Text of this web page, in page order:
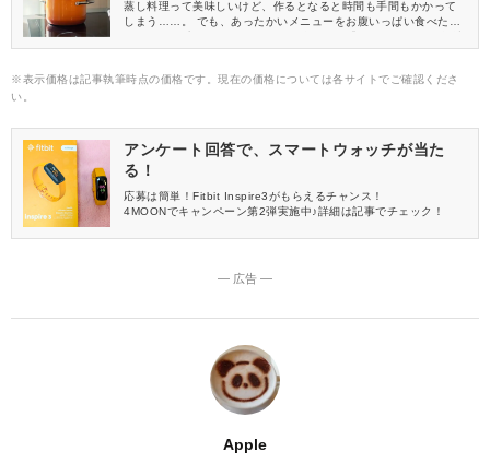
蒸し料理って美味しいけど、作るとなると時間も手間もかかって
しまう……。 でも、あったかいメニューをお腹いっぱい食べた
M 7枚入り」をご紹介します♪
※表示価格は記事執筆時点の価格です。現在の価格については各サイトでご確認くださ
い。
アンケート回答で、スマートウォッチが当た
る！
応募は簡単！Fitbit Inspire3がもらえるチャンス！
4MOONでキャンペーン第2弾実施中♪詳細は記事でチェック！
― 広告 ―
Apple